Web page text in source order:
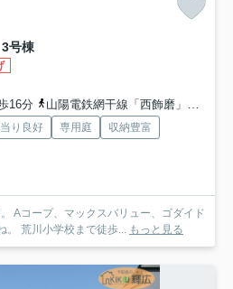
号棟
16分
山陽電鉄網干線「西飾磨」駅 徒歩23分
り良好 専用庭
収納豊富
Aコープ、マックスバリュー、ゴダイド
。 荒川小学校まで徒歩... もっと見る